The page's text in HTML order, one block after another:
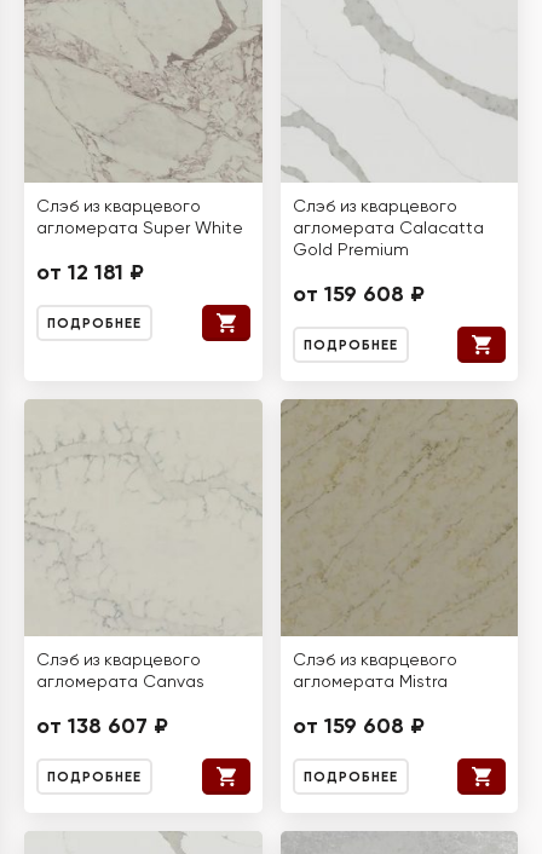
Слэб из кварцевого
агломерата Super White
от 12 181 ₽
ПОДРОБНЕЕ
Слэб из кварцевого
агломерата Calacatta
Gold Premium
от 159 608 ₽
ПОДРОБНЕЕ
Слэб из кварцевого
агломерата Canvas
от 138 607 ₽
ПОДРОБНЕЕ
Слэб из кварцевого
агломерата Mistra
от 159 608 ₽
ПОДРОБНЕЕ